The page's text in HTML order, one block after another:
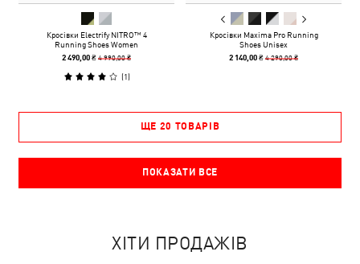
Кросівки Electrify NITRO™ 4
Running Shoes Women
2 490,00 ₴4 990,00 ₴
(1)
Кросівки Maxima Pro Running
Shoes Unisex
2 140,00 ₴4 290,00 ₴
ЩЕ 20 ТОВАРІВ
ПОКАЗАТИ ВСЕ
ХІТИ ПРОДАЖІВ